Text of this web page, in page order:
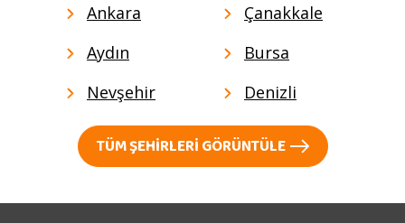
Ankara
Çanakkale
Aydın
Bursa
Nevşehir
Denizli
TÜM ŞEHIRLERI GÖRÜNTÜLE